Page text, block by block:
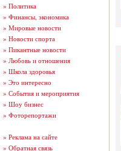
» Политика
» Финансы, экономика
» Мировые новости
» Новости спорта
» Пикантные новости
» Любовь и отношения
» Школа здоровья
» Это интересно
» События и мероприятия
» Шоу бизнес
» Фоторепортажи
» Реклама на сайте
» Обратная связь